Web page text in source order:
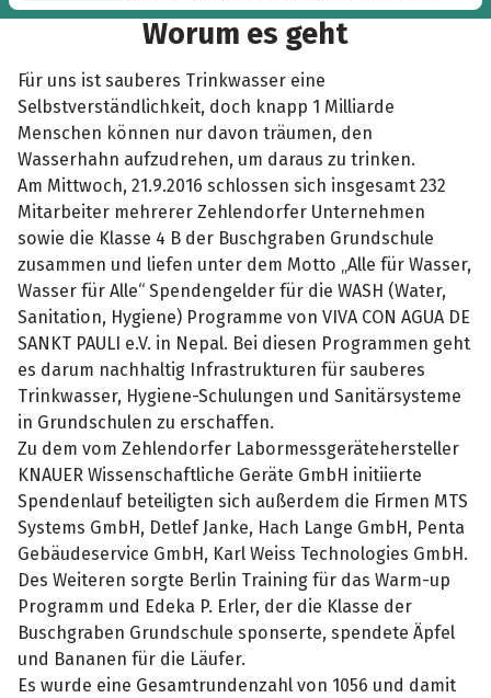
motivierte Läufer/Geher!“
Worum es geht
Für uns ist sauberes Trinkwasser eine
Selbstverständlichkeit, doch knapp 1 Milliarde
Menschen können nur davon träumen, den
Wasserhahn aufzudrehen, um daraus zu trinken.
Am Mittwoch, 21.9.2016 schlossen sich insgesamt 232
Mitarbeiter mehrerer Zehlendorfer Unternehmen
sowie die Klasse 4 B der Buschgraben Grundschule
zusammen und liefen unter dem Motto „Alle für Wasser,
Wasser für Alle“ Spendengelder für die WASH (Water,
Sanitation, Hygiene) Programme von VIVA CON AGUA DE
SANKT PAULI e.V. in Nepal. Bei diesen Programmen geht
es darum nachhaltig Infrastrukturen für sauberes
Trinkwasser, Hygiene-Schulungen und Sanitärsysteme
in Grundschulen zu erschaffen.
Zu dem vom Zehlendorfer Labormessgerätehersteller
KNAUER Wissenschaftliche Geräte GmbH initiierte
Spendenlauf beteiligten sich außerdem die Firmen MTS
Systems GmbH, Detlef Janke, Hach Lange GmbH, Penta
Gebäudeservice GmbH, Karl Weiss Technologies GmbH.
Des Weiteren sorgte Berlin Training für das Warm-up
Programm und Edeka P. Erler, der die Klasse der
Buschgraben Grundschule sponserte, spendete Äpfel
und Bananen für die Läufer.
Es wurde eine Gesamtrundenzahl von 1056 und damit